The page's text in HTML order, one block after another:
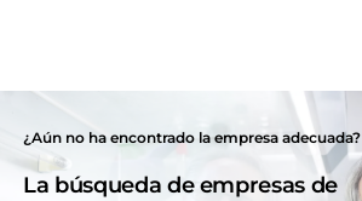
¿Aún no ha encontrado la empresa adecuada?
La búsqueda de empresas de